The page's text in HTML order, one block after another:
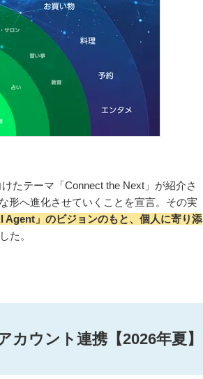
たテーマ「Connect the Next」が紹介さ
形へ進化させていくことを宣言。その実
Agent」のビジョンのもと、個人に寄り添
た。
ウント連携【2026年夏】